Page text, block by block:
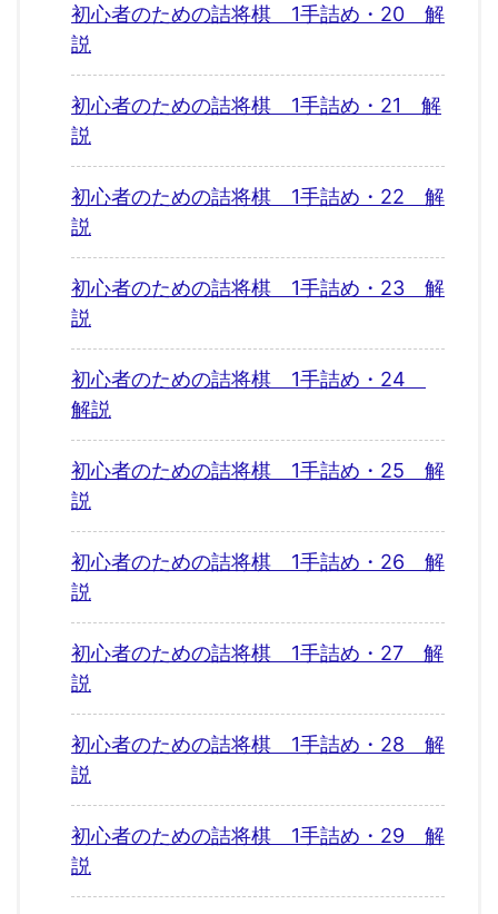
初心者のための詰将棋 1手詰め・20 解
説
初心者のための詰将棋 1手詰め・21 解
説
初心者のための詰将棋 1手詰め・22 解
説
初心者のための詰将棋 1手詰め・23 解
説
初心者のための詰将棋 1手詰め・24
解説
初心者のための詰将棋 1手詰め・25 解
説
初心者のための詰将棋 1手詰め・26 解
説
初心者のための詰将棋 1手詰め・27 解
説
初心者のための詰将棋 1手詰め・28 解
説
初心者のための詰将棋 1手詰め・29 解
説